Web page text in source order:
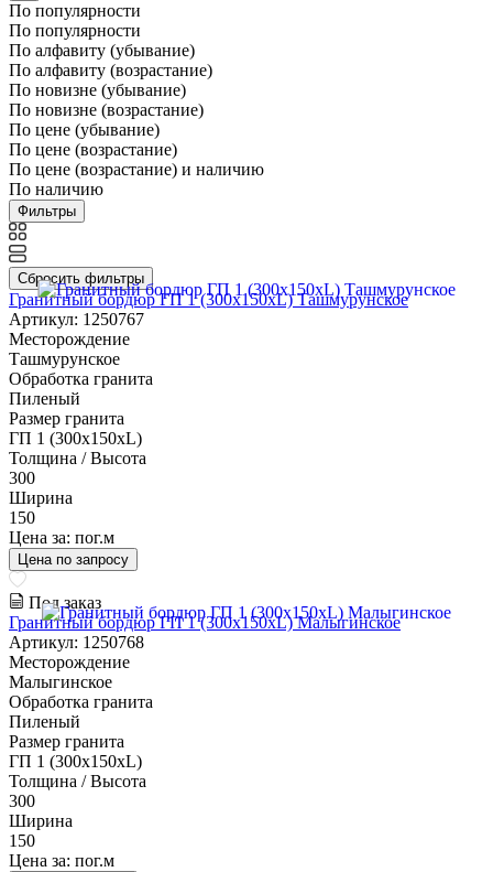
По популярности
По популярности
По алфавиту (убывание)
По алфавиту (возрастание)
По новизне (убывание)
По новизне (возрастание)
По цене (убывание)
По цене (возрастание)
По цене (возрастание) и наличию
По наличию
Фильтры
Сбросить фильтры
Гранитный бордюр ГП 1 (300x150xL) Ташмурунское
Артикул: 1250767
Месторождение
Ташмурунское
Обработка гранита
Пиленый
Размер гранита
ГП 1 (300x150xL)
Толщина / Высота
300
Ширина
150
Цена за: пог.м
Цена по запросу
Под заказ
Гранитный бордюр ГП 1 (300x150xL) Малыгинское
Артикул: 1250768
Месторождение
Малыгинское
Обработка гранита
Пиленый
Размер гранита
ГП 1 (300x150xL)
Толщина / Высота
300
Ширина
150
Цена за: пог.м